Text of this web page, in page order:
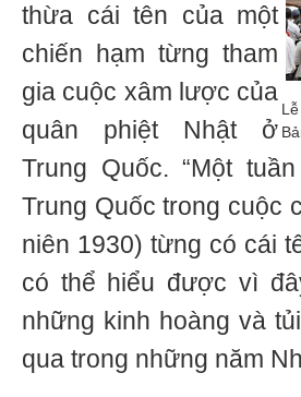
thừa cái tên của một
chiến hạm từng tham
gia cuộc xâm lược của
quân phiệt Nhật ở
Trung Quốc. “Một
Trung Quốc trong cuộc
niên 1930) từng có cái
có thể hiểu được vì
những kinh hoàng và
qua trong những năm